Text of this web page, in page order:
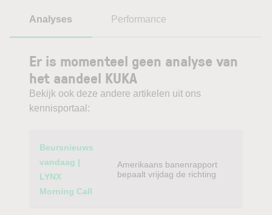
Analyses Performance
Er is momenteel geen analyse van
het aandeel KUKA
Bekijk ook deze andere artikelen uit ons
kennisportaal:
Category
Beursnieuws
vandaag |
LYNX
Morning Call
Amerikaans banenrapport
bepaalt vrijdag de richting